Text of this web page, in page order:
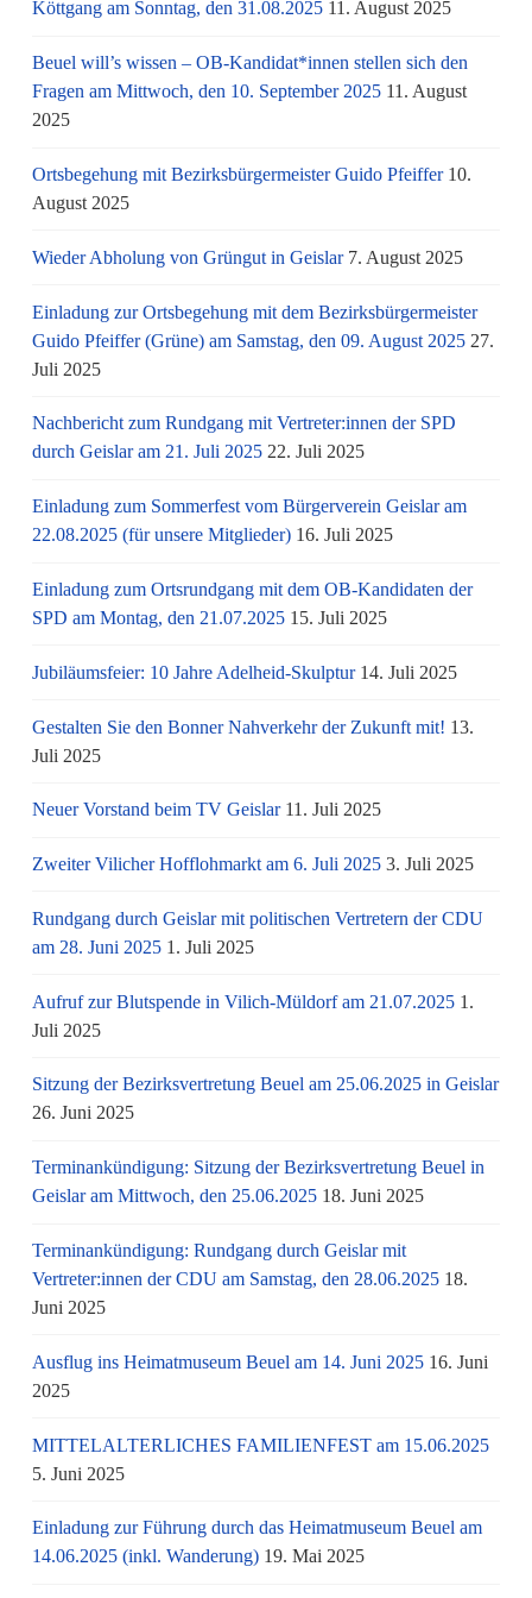
Köttgang am Sonntag, den 31.08.2025 11. August 2025
Beuel will’s wissen – OB-Kandidat*innen stellen sich den
Fragen am Mittwoch, den 10. September 2025 11. August
2025
Ortsbegehung mit Bezirksbürgermeister Guido Pfeiffer 10.
August 2025
Wieder Abholung von Grüngut in Geislar 7. August 2025
Einladung zur Ortsbegehung mit dem Bezirksbürgermeister
Guido Pfeiffer (Grüne) am Samstag, den 09. August 2025 27.
Juli 2025
Nachbericht zum Rundgang mit Vertreter:innen der SPD
durch Geislar am 21. Juli 2025 22. Juli 2025
Einladung zum Sommerfest vom Bürgerverein Geislar am
22.08.2025 (für unsere Mitglieder) 16. Juli 2025
Einladung zum Ortsrundgang mit dem OB-Kandidaten der
SPD am Montag, den 21.07.2025 15. Juli 2025
Jubiläumsfeier: 10 Jahre Adelheid-Skulptur 14. Juli 2025
Gestalten Sie den Bonner Nahverkehr der Zukunft mit! 13.
Juli 2025
Neuer Vorstand beim TV Geislar 11. Juli 2025
Zweiter Vilicher Hofflohmarkt am 6. Juli 2025 3. Juli 2025
Rundgang durch Geislar mit politischen Vertretern der CDU
am 28. Juni 2025 1. Juli 2025
Aufruf zur Blutspende in Vilich-Müldorf am 21.07.2025 1.
Juli 2025
Sitzung der Bezirksvertretung Beuel am 25.06.2025 in Geislar
26. Juni 2025
Terminankündigung: Sitzung der Bezirksvertretung Beuel in
Geislar am Mittwoch, den 25.06.2025 18. Juni 2025
Terminankündigung: Rundgang durch Geislar mit
Vertreter:innen der CDU am Samstag, den 28.06.2025 18.
Juni 2025
Ausflug ins Heimatmuseum Beuel am 14. Juni 2025 16. Juni
2025
MITTELALTERLICHES FAMILIENFEST am 15.06.2025
5. Juni 2025
Einladung zur Führung durch das Heimatmuseum Beuel am
14.06.2025 (inkl. Wanderung) 19. Mai 2025